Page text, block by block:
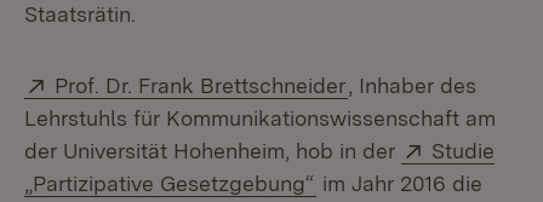
Staatsrätin.
Extern:
Prof. Dr. Frank Brettschneider (Öffnet in neuem
, Inhaber des
Lehrstuhls für Kommunikationswissenschaft am
der Universität Hohenheim, hob in der
Extern:
Studie
„Partizipative Gesetzgebung“ (Öffnet in neuem
im Jahr 2016 die